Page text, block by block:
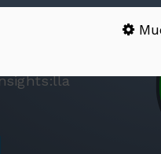
sivuston
-lisäosalla
performance-